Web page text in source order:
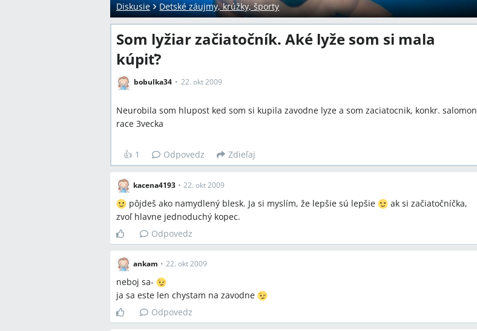
Diskusie Detské záujmy, krúžky, športy
Som lyžiar začiatočník. Aké lyže som si mala
kúpiť?
bobulka34 22. okt 2009
Neurobila som hlupost ked som si kupila zavodne lyze a som zaciatocnik, konkr. salomon
race 3vecka
👍 1 Odpovedz Zdieľaj
kacena4193 • 22. okt 2009
pôjdeš ako namydlený blesk. Ja si myslím, že lepšie sú lepšie
ak si začiatočníčka,
zvoľ hlavne jednoduchý kopec.
Odpovedz
ankam • 22. okt 2009
neboj sa-
ja sa este len chystam na zavodne
Odpovedz